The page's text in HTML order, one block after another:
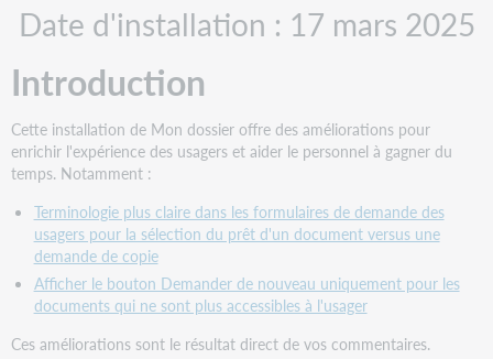
recommandées
suivi
Ajout
de
l'ID
de
demande
lors
du
signalement
d'un
problème
Nouvelles
Date d'installation : 17 mars 2025
Introduction
Cette installation de Mon dossier offre des améliorations pour
enrichir l'expérience des usagers et aider le personnel à gagner du
temps. Notamment :
Terminologie plus claire dans les formulaires de demande des
usagers pour la sélection du prêt d'un document versus une
demande de copie
Afficher le bouton Demander de nouveau uniquement pour les
documents qui ne sont plus accessibles à l'usager
Ces améliorations sont le résultat direct de vos commentaires.